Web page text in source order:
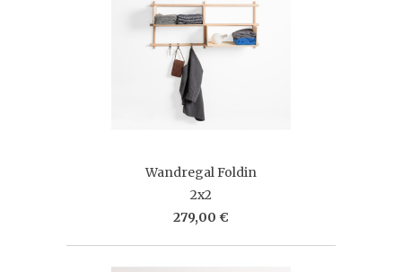
Wandregal Foldin
2x2
279,00 €